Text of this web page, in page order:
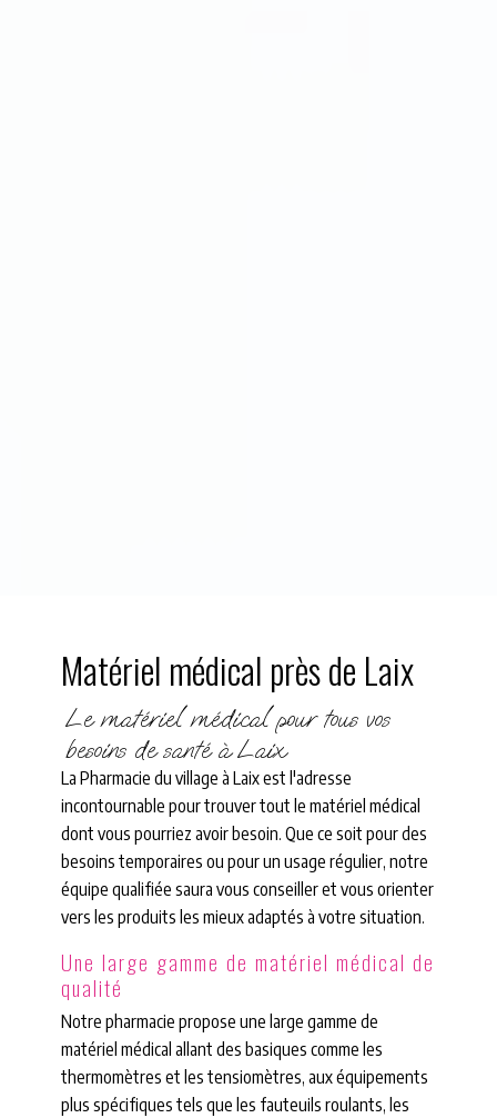
Matériel médical près de Laix
Le matériel médical pour tous vos
besoins de santé à Laix
La Pharmacie du village à Laix est l'adresse
incontournable pour trouver tout le matériel médical
dont vous pourriez avoir besoin. Que ce soit pour des
besoins temporaires ou pour un usage régulier, notre
équipe qualifiée saura vous conseiller et vous orienter
vers les produits les mieux adaptés à votre situation.
Une large gamme de matériel médical de
qualité
Notre pharmacie propose une large gamme de
matériel médical allant des basiques comme les
thermomètres et les tensiomètres, aux équipements
plus spécifiques tels que les fauteuils roulants, les